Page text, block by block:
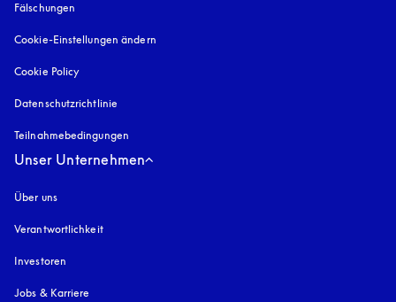
Fälschungen
Cookie-Einstellungen ändern
Cookie Policy
Datenschutzrichtlinie
Teilnahmebedingungen
Unser Unternehmen
Über uns
Verantwortlichkeit
Investoren
Jobs & Karriere